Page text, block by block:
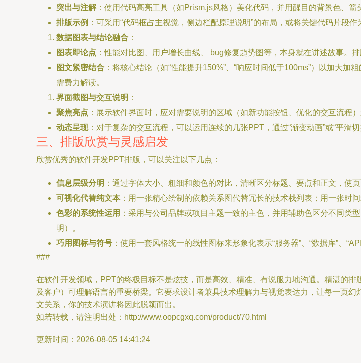
突出与注解：使用代码高亮工具（如Prism.js风格）美化代码，并用醒目的背景色、
排版示例 ：可采用“代码框占主视觉，侧边栏配原理说明”的布局，或将关键代码片段
数据图表与结论融合 ：
图表即论点 ：性能对比图、用户增长曲线、 bug修复趋势图等，本身就在讲述故事。
图文紧密结合 ：将核心结论（如“性能提升150%”、“响应时间低于100ms”）以加大
需费力解读。
界面截图与交互说明 ：
聚焦亮点 ：展示软件界面时，应对需要说明的区域（如新功能按钮、优化的交互流程
动态呈现：对于复杂的交互流程，可以运用连续的几张PPT，通过“渐变动画”或“平滑
三、排版欣赏与灵感启发
欣赏优秀的软件开发PPT排版，可以关注以下几点：
信息层级分明 ：通过字体大小、粗细和颜色的对比，清晰区分标题、要点和正文，使页
可视化代替纯文本：用一张精心绘制的依赖关系图代替冗长的技术栈列表；用一张时
色彩的系统性运用 ：采用与公司品牌或项目主题一致的主色，并用辅助色区分不同
明）。
巧用图标与符号 ：使用一套风格统一的线性图标来形象化表示“服务器”、“数据库”、
###
在软件开发领域，PPT的终极目标不是炫技，而是高效、精准、有说服力地沟通。精湛的
及客户）可理解语言的重要桥梁。它要求设计者兼具技术理解力与视觉表达力，让每一页
文关系，你的技术演讲将因此脱颖而出。
如若转载，请注明出处：http://www.oopcgxq.com/product/70.html
更新时间：2026-08-05 14:41:24